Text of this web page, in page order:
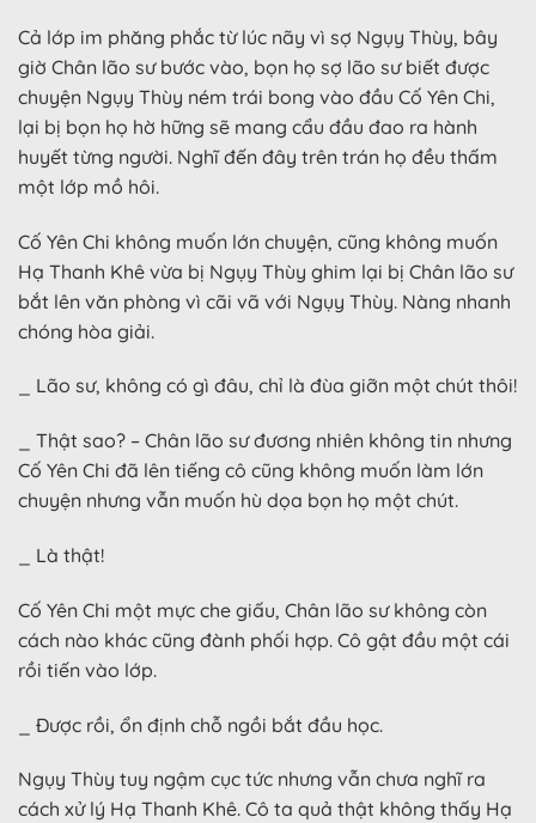
Cả lớp im phăng phắc từ lúc nãy vì sợ Ngụy Thùy, bây
giờ Chân lão sư bước vào, bọn họ sợ lão sư biết được
chuyện Ngụy Thùy ném trái bong vào đầu Cố Yên Chi,
lại bị bọn họ hờ hững sẽ mang cẩu đầu đao ra hành
huyết từng người. Nghĩ đến đây trên trán họ đều thấm
một lớp mồ hôi.
Cố Yên Chi không muốn lớn chuyện, cũng không muốn
Hạ Thanh Khê vừa bị Ngụy Thùy ghim lại bị Chân lão sư
bắt lên văn phòng vì cãi vã với Ngụy Thùy. Nàng nhanh
chóng hòa giải.
_ Lão sư, không có gì đâu, chỉ là đùa giỡn một chút thôi!
_ Thật sao? – Chân lão sư đương nhiên không tin nhưng
Cố Yên Chi đã lên tiếng cô cũng không muốn làm lớn
chuyện nhưng vẫn muốn hù dọa bọn họ một chút.
_ Là thật!
Cố Yên Chi một mực che giấu, Chân lão sư không còn
cách nào khác cũng đành phối hợp. Cô gật đầu một cái
rồi tiến vào lớp.
_ Được rồi, ổn định chỗ ngồi bắt đầu học.
Ngụy Thùy tuy ngậm cục tức nhưng vẫn chưa nghĩ ra
cách xử lý Hạ Thanh Khê. Cô ta quả thật không thấy Hạ